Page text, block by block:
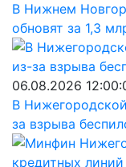
В Нижнем
обновят за 1,3
06.08.2026
В
за взрыва